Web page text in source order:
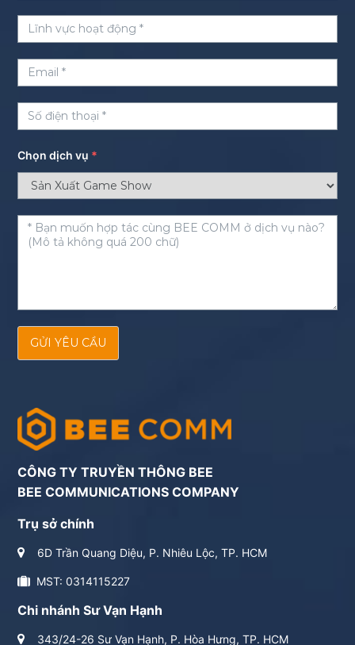
Chọn dịch vụ *
GỬI YÊU CẦU
CÔNG TY TRUYỀN THÔNG BEE
BEE COMMUNICATIONS COMPANY
Trụ sở chính
6D Trần Quang Diệu, P. Nhiêu Lộc, TP. HCM
MST: 0314115227
Chi nhánh Sư Vạn Hạnh
343/24-26 Sư Vạn Hạnh, P. Hòa Hưng, TP. HCM